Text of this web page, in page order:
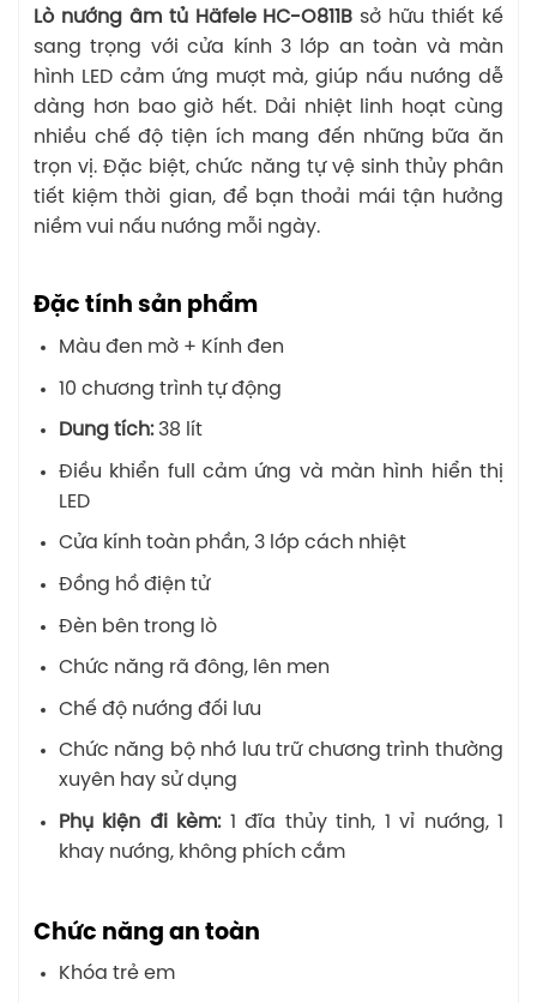
Lò nướng âm tủ Häfele HC-O811B sở hữu thiết kế
sang trọng với cửa kính 3 lớp an toàn và màn
hình LED cảm ứng mượt mà, giúp nấu nướng dễ
dàng hơn bao giờ hết. Dải nhiệt linh hoạt cùng
nhiều chế độ tiện ích mang đến những bữa ăn
trọn vị. Đặc biệt, chức năng tự vệ sinh thủy phân
tiết kiệm thời gian, để bạn thoải mái tận hưởng
niềm vui nấu nướng mỗi ngày.
Đặc tính sản phẩm
Màu đen mờ + Kính đen
10 chương trình tự động
Dung tích:38 lít
Điều khiển full cảm ứng và màn hình hiển thị
LED
Cửa kính toàn phần, 3 lớp cách nhiệt
Đồng hồ điện tử
Đèn bên trong lò
Chức năng rã đông, lên men
Chế độ nướng đối lưu
Chức năng bộ nhớ lưu trữ chương trình thường
xuyên hay sử dụng
Phụ kiện đi kèm:1 đĩa thủy tinh, 1 vỉ nướng, 1
khay nướng, không phích cắm
Chức năng an toàn
Khóa trẻ em